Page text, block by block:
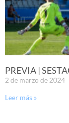
PREVIA |
2 de marzo de 2024
Leer más »